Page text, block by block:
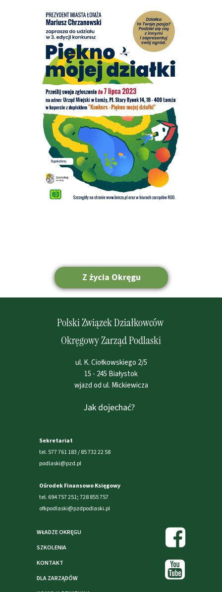
Z życia Okręgu
Strona główna
Jak dojechać?
Polski Związek Działkowców
Okręgowy Zarząd Podlaski
ul. K. Ciołkowskiego 2/5
15 - 245 Białystok
wjazd od ul. Mickiewicza
Sekretariat
tel. 577 761 183 / 85 732 22 58
podlaski@pzd.pl
Ośrodek Finansowo Księgowy
tel. 694 757 251; 728 855 757
ofkpodlaski@pzdpodlaski.pl
WŁADZE OKRĘGU
SZKOLENIA
KONTAKT
DLA ZARZĄDÓW